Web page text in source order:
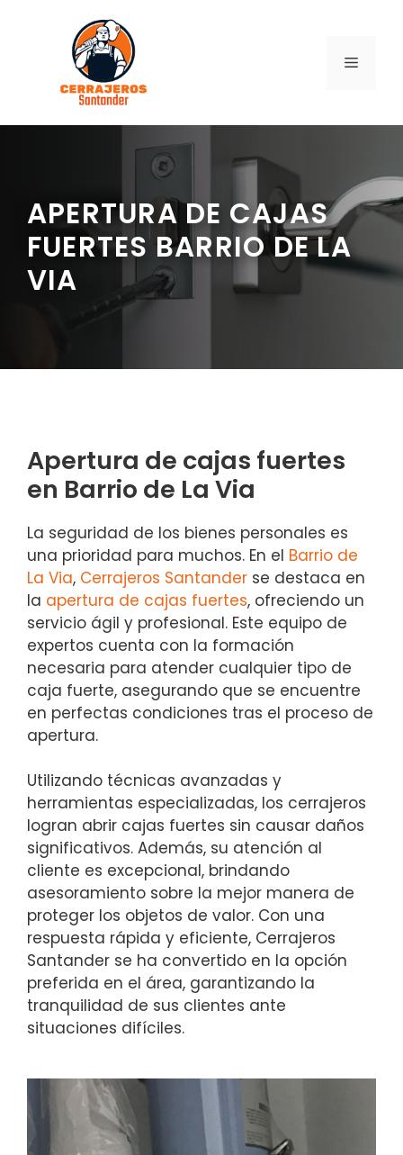
contenido
MENÚ
APERTURA DE CAJAS
FUERTES BARRIO DE LA
VIA
Apertura de cajas fuertes
en Barrio de La Via
La seguridad de los bienes personales es
una prioridad para muchos. En el Barrio de
La Via, Cerrajeros Santander se destaca en
la apertura de cajas fuertes, ofreciendo un
servicio ágil y profesional. Este equipo de
expertos cuenta con la formación
necesaria para atender cualquier tipo de
caja fuerte, asegurando que se encuentre
en perfectas condiciones tras el proceso de
apertura.
Utilizando técnicas avanzadas y
herramientas especializadas, los cerrajeros
logran abrir cajas fuertes sin causar daños
significativos. Además, su atención al
cliente es excepcional, brindando
asesoramiento sobre la mejor manera de
proteger los objetos de valor. Con una
respuesta rápida y eficiente, Cerrajeros
Santander se ha convertido en la opción
preferida en el área, garantizando la
tranquilidad de sus clientes ante
situaciones difíciles.